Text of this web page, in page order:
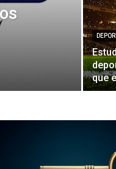
que